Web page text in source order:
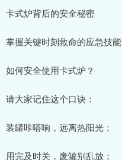
卡式炉背后的安全秘密
掌握关键时刻救命的应急技能
如何安全使用卡式炉？
请大家记住这个口诀：
装罐咔嗒响，远离热阳光；
用完及时关，废罐别乱放；